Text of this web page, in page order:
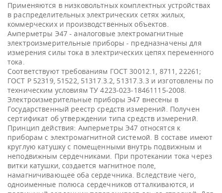
Применяются в низковольтных комплектных устройствах
в распределительных электрических сетях жилых,
коммерческих и производственных объектов.
Амперметры Э47 - аналоговые электромагнитные
электроизмерительные приборы - предназначены для
измерения силы тока в электрических цепях переменного
тока.
Соответствуют требованиям ГОСТ 30012.1, 8711, 22261;
ГОСТ Р 52319, 51522, 51317.3.2, 51317.3.3 и изготовлены по
техническим условиям ТУ 4223-023-18461115-2008.
Электроизмерительные приборы Э47 внесены в
Государственный реестр средств измерений. Получен
сертификат об утверждении типа средств измерений.
Принцип действия: Амперметры Э47 относятся к
приборам с электромагнитной системой. В составе имеют
круглую катушку с помещенными внутрь подвижным и
неподвижным сердечниками. При протекании тока через
витки катушки, создается магнитное поле,
намагничивающее оба сердечника. Вследствие чего,
одноименные полюса сердечников отталкиваются, и